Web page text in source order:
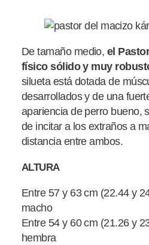
De tamaño medio, el
físico sólido y muy
silueta está dotada de
desarrollados y de una
apariencia de perro bueno,
de incitar a los extraños a
distancia entre ambos.
ALTURA
Entre 57 y 63 cm (22.44 y
macho
Entre 54 y 60 cm (21.26 y
hembra